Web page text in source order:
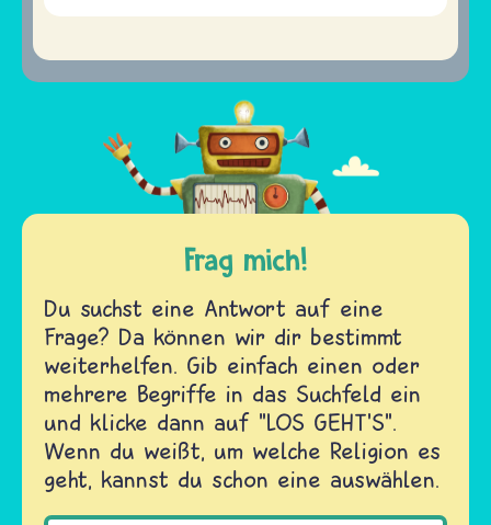
Frag mich!
Du suchst eine Antwort auf eine
Frage? Da können wir dir bestimmt
weiterhelfen. Gib einfach einen oder
mehrere Begriffe in das Suchfeld ein
und klicke dann auf "LOS GEHT'S".
Wenn du weißt, um welche Religion es
geht, kannst du schon eine auswählen.